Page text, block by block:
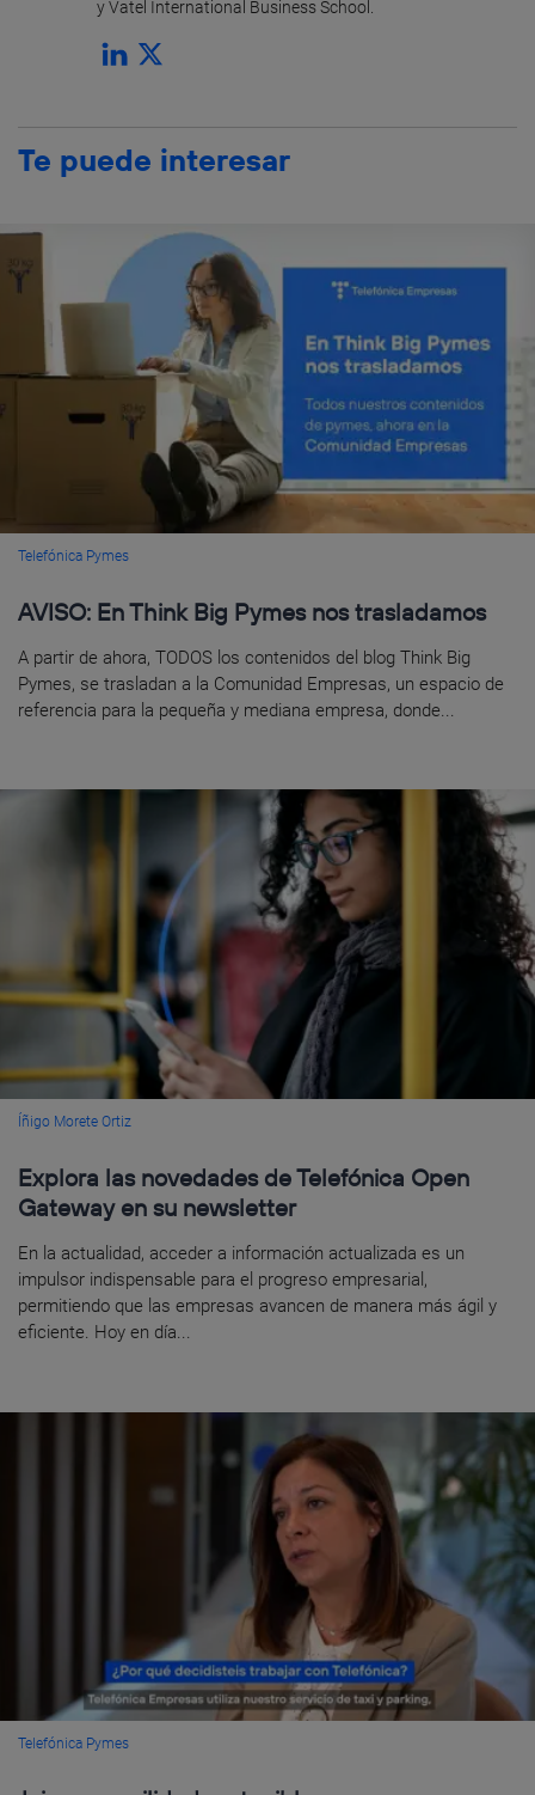
y Vatel International Business School.
Te puede interesar
Telefónica Pymes
AVISO: En Think Big Pymes nos trasladamos
A partir de ahora, TODOS los contenidos del blog Think Big
Pymes, se trasladan a la Comunidad Empresas, un espacio de
referencia para la pequeña y mediana empresa, donde...
Íñigo Morete Ortiz
Explora las novedades de Telefónica Open
Gateway en su newsletter
En la actualidad, acceder a información actualizada es un
impulsor indispensable para el progreso empresarial,
permitiendo que las empresas avancen de manera más ágil y
eficiente. Hoy en día...
Telefónica Pymes